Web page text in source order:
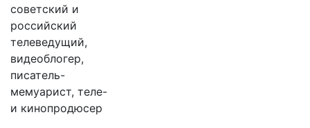
советский и
российский
телеведущий,
видеоблогер,
писатель-
мемуарист, теле-
и кинопродюсер